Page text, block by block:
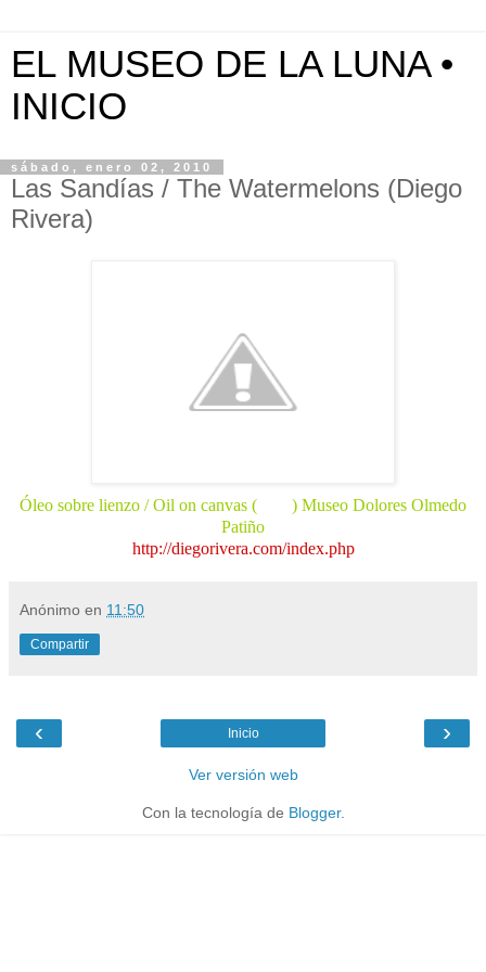
EL MUSEO DE LA LUNA •
INICIO
sábado, enero 02, 2010
Las Sandías / The Watermelons (Diego
Rivera)
Óleo sobre lienzo / Oil on canvas (
) Museo Dolores Olmedo
Patiño
http://diegorivera.com/index.php
Anónimo en 11:50
Compartir
‹ ›
Inicio
Ver versión web
Con la tecnología de Blogger.